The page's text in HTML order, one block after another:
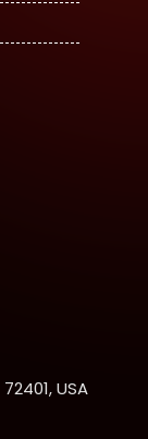
USA